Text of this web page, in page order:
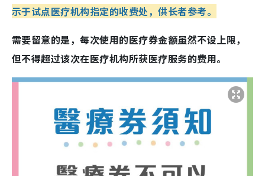
示于试点医疗机构指定的收费处，供长者参考。
需要留意的是，每次使用的医疗券金额虽然不设上限，
但不得超过该次在医疗机构所获医疗服务的费用。